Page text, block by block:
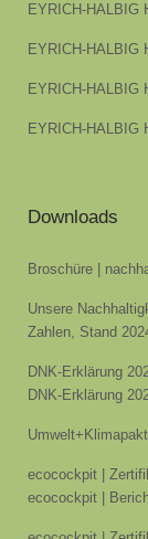
EYRICH-HALBIG
EYRICH-HALBIG
EYRICH-HALBIG
EYRICH-HALBIG
Downloads
Broschüre |
Unsere
Zahlen, Stand
DNK-Erklärung
DNK-Erklärung
ecocockpit |
ecocockpit |